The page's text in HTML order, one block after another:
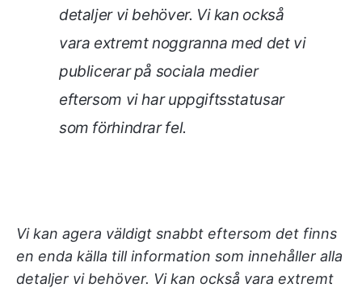
detaljer vi behöver. Vi kan också
vara extremt noggranna med det vi
publicerar på sociala medier
eftersom vi har uppgiftsstatusar
som förhindrar fel.
Vi kan agera väldigt snabbt eftersom det finns
en enda källa till information som innehåller alla
detaljer vi behöver. Vi kan också vara extremt